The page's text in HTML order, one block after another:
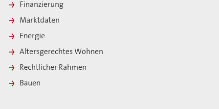
Finanzierung
Marktdaten
Energie
Altersgerechtes Wohnen
Rechtlicher Rahmen
Bauen